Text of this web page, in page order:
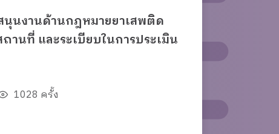
นุนงานด้านกฎหมายยาเสพติด
านที่ และระเบียบในการประเมิน
1028 ครั้ง